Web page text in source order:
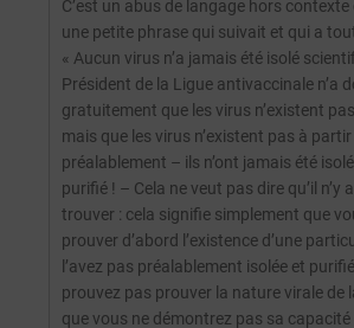
C’est un abus de langage hors
une petite phrase qui suivait et qui a
« Aucun virus n’a jamais été isolé
Président de la Ligue antivaccinale n’a
gratuitement que les virus n’existent
mais que les virus n’existent pas à
préalablement – ils n’ont jamais été
purifié ! – Cela ne veut pas dire qu’il n’y
trouver : cela signifie simplement que
prouver d’abord l’existence d’une
l’avez pas préalablement isolée et
prouvez pas prouver la nature virale de
que vous ne démontrez pas sa